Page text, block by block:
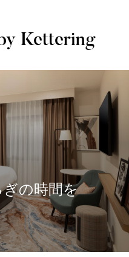
Kettering
の時間を